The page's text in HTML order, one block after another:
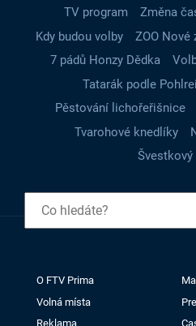
TV program
Změna
Kdy budou volby
ZOO Nové
7 pádů Honzy Dědka
Tatarák podle
Pěstování lichořeřišnice
Tvarohové knedlíky
O FTV Prima
Volná místa
Reklama